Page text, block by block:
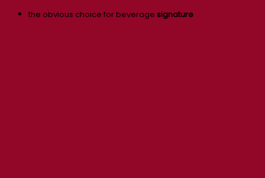
the obvious choice for beverage signature